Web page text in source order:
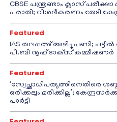
CBSE പന്ത്രണ്ടാം ക്ലാസ്
പരാതി; വിശദീകരണം തേടി
Featured
IAS തലപ്പത്ത് അഴിച്ചുപണി;
പി.ബി നൂഹ് ടാക്‌സ് കമ്മീഷണര്‍
Featured
‘സ്വേച്ഛാധിപത്യത്തിനെതിരെ
ഒരിക്കലും മരിക്കില്ല’;
പാർട്ടി